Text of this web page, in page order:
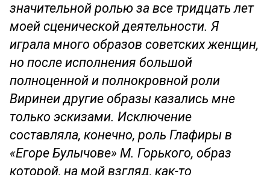
значительной ролью за все тридцать лет
моей сценической деятельности. Я
играла много образов советских женщин,
но после исполнения большой
полноценной и полнокровной роли
Виринеи другие образы казались мне
только эскизами. Исключение
составляла, конечно, роль Глафиры в
«Егоре Булычове» М. Горького, образ
которой, на мой взгляд, как-то